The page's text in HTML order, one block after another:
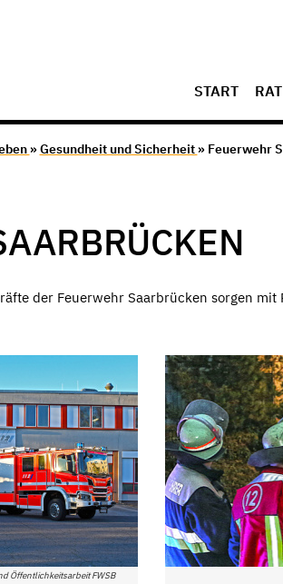
START
»Gesundheit und Sicherheit » Feuerwehr
der Feuerwehr Saarbrücken sorgen
Öffentlichkeitsarbeit FWSB